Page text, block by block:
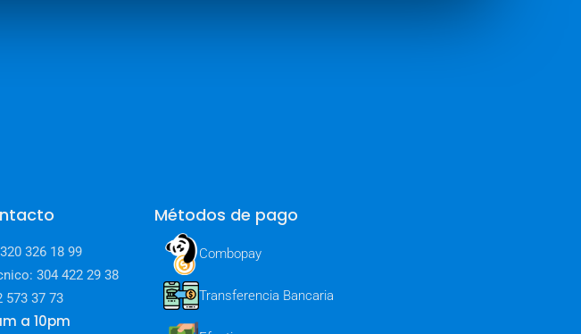
326 18 99
304 422 29 38
573 37 73
a 10pm
Métodos de pago
Combopay
Transferencia Bancaria